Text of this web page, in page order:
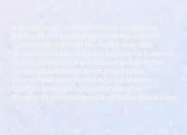
Sindicatos
Espectáculos